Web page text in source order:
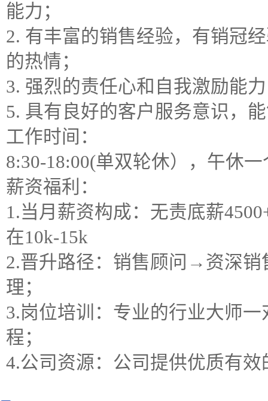
能力；
2. 有丰富的销售经验，有销冠
的热情；
3. 强烈的责任心和自我激励能
5. 具有良好的客户服务意识，
工作时间：
8:30-18:00(单双轮休），午休
薪资福利：
1.当月薪资构成：无责底薪
在10k-15k
2.晋升路径：销售顾问→资深
理；
3.岗位培训：专业的行业大师
程；
4.公司资源：公司提供优质有